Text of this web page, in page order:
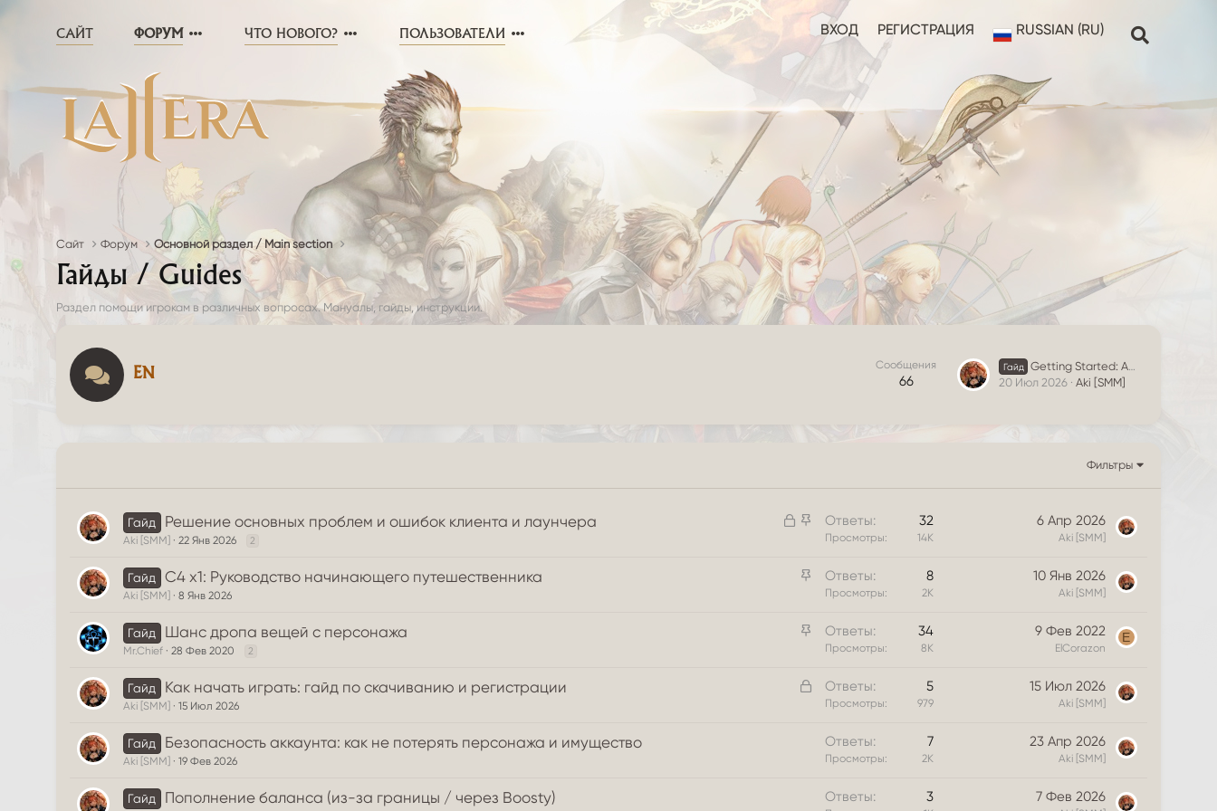
САЙТ ФОРУМ ЧТО НОВОГО? ПОЛЬЗОВАТЕЛИ ВХОД РЕГИСТРАЦИЯ RUSSIAN (RU)
Сайт Форум Основной раздел / Main section
Гайды / Guides
Раздел помощи игрокам в различных вопросах. Мануалы, гайды, инструкции.
EN
Сообщения
66
Гайд
Getting Started: A Beginner's Guide to Downloading and Registration
20 Июл 2026 Aki [SMM]
Фильтры
З
р
а
З
р
л
о
Гайд Решение основных проблем и ошибок клиента и лаунчера
Aki [SMM] 22 Янв 2026 2
Ответы 32
Просмотры 14К
6 Апр 2026
Aki [SMM]
З
р
л
Гайд C4 x1: Руководство начинающего путешественника
Aki [SMM] 8 Янв 2026
Ответы 8
Просмотры 2К
10 Янв 2026
Aki [SMM]
З
р
Гайд Шанс дропа вещей с персонажа
Mr.Chief 28 Фев 2020 2
Ответы 34
Просмотры 8К
9 Фев 2022
ElCorazon
E
З
Гайд Как начать играть: гайд по скачиванию и регистрации
Aki [SMM] 15 Июл 2026
Ответы 5
Просмотры 979
15 Июл 2026
Aki [SMM]
Гайд Безопасность аккаунта: как не потерять персонажа и имущество
Aki [SMM] 19 Фев 2026
Ответы 7
Просмотры 2К
23 Апр 2026
Aki [SMM]
Гайд Пополнение баланса (из-за границы / через Boosty) Ответы 3 7 Фев 2026